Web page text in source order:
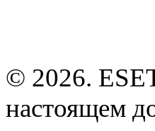
© 2026.
настоящем